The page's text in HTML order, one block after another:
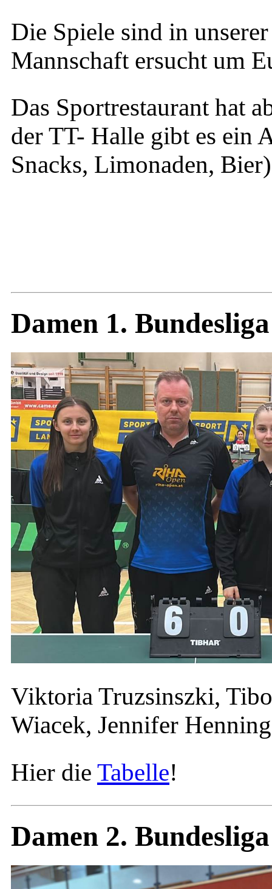
Die Spiele sind in
Mannschaft ersucht um
Das Sportrestaurant hat
der TT- Halle gibt es ein
Snacks, Limonaden, Bier)
Damen 1. Bundesliga
Viktoria Truzsinszki,
Wiacek, Jennifer Henning
Hier die Tabelle!
Damen 2. Bundesliga